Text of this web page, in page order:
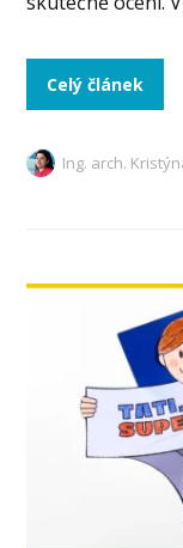
Celý článek
Ing. arch.